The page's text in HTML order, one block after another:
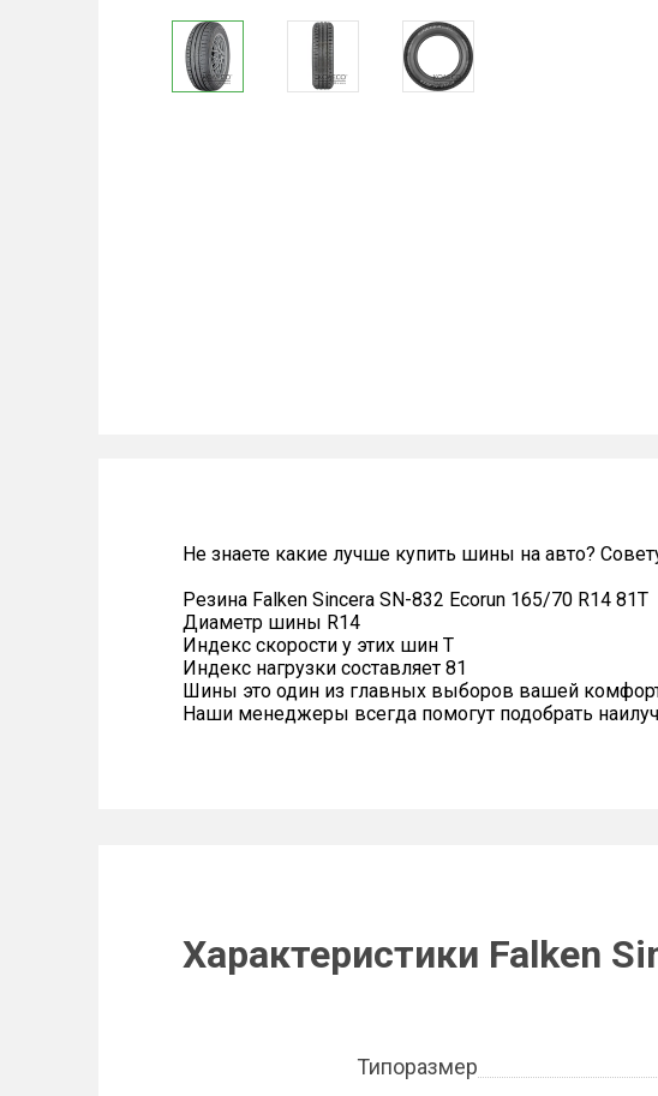
Не знаете какие лучше купить шины на авто?
Резина Falken Sincera SN-832 Ecorun 165/70 R14 81T
Диаметр шины R14
Индекс скорости у этих шин T
Индекс нагрузки составляет 81
Шины это один из главных выборов вашей
Наши менеджеры всегда помогут подобрать
Характеристики Falken
Типоразмер